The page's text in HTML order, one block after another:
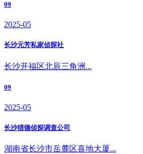
09
2025-05
长沙元芳私家侦探社
长沙开福区北辰三角洲...
09
2025-05
长沙猎德侦探调查公司
湖南省长沙市岳麓区喜地大厦...